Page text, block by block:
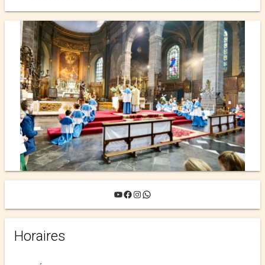
YouTube
Facebook
Instagram
WhatsApp
Horaires